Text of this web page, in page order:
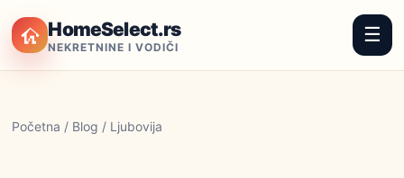
HomeSelect.rs
NEKRETNINE I VODIČI
☰
Početna / Blog / Ljubovija